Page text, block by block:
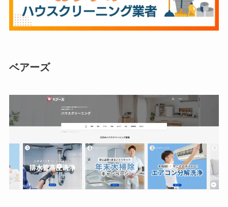
ベアーズ